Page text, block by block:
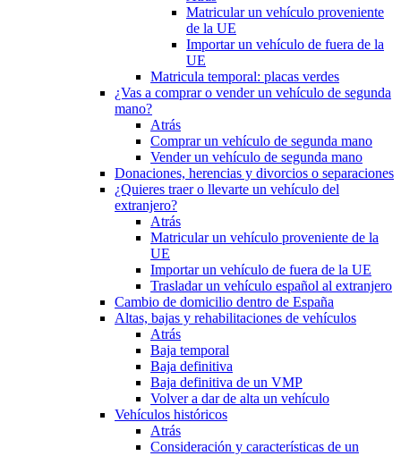
Matricular un vehículo proveniente
de la UE
Importar un vehículo de fuera de la
UE
Matricula temporal: placas verdes
¿Vas a comprar o vender un vehículo de segunda
mano?
Atrás
Comprar un vehículo de segunda mano
Vender un vehículo de segunda mano
Donaciones, herencias y divorcios o separaciones
¿Quieres traer o llevarte un vehículo del
extranjero?
Atrás
Matricular un vehículo proveniente de la
UE
Importar un vehículo de fuera de la UE
Trasladar un vehículo español al extranjero
Cambio de domicilio dentro de España
Altas, bajas y rehabilitaciones de vehículos
Atrás
Baja temporal
Baja definitiva
Baja definitiva de un VMP
Volver a dar de alta un vehículo
Vehículos históricos
Atrás
Consideración y características de un